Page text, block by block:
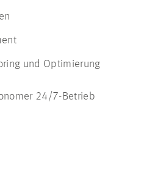
und Optimierung
24/7-Betrieb